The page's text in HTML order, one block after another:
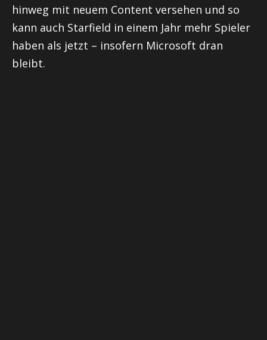
hinweg mit neuem Content versehen und so
kann auch Starfield in einem Jahr mehr Spieler
haben als jetzt – insofern Microsoft dran
bleibt.